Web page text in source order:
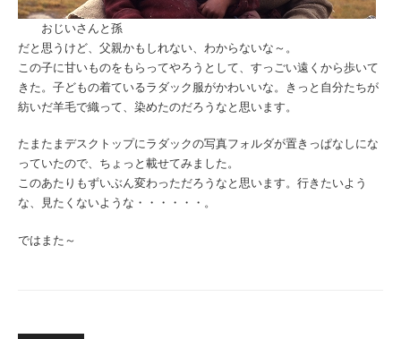
おじいさんと孫
だと思うけど、父親かもしれない、わからないな～。
この子に甘いものをもらってやろうとして、すっごい遠くから歩いて
きた。子どもの着ているラダック服がかわいいな。きっと自分たちが
紡いだ羊毛で織って、染めたのだろうなと思います。
たまたまデスクトップにラダックの写真フォルダが置きっぱなしにな
っていたので、ちょっと載せてみました。
このあたりもずいぶん変わっただろうなと思います。行きたいよう
な、見たくないような・・・・・・。
ではまた～